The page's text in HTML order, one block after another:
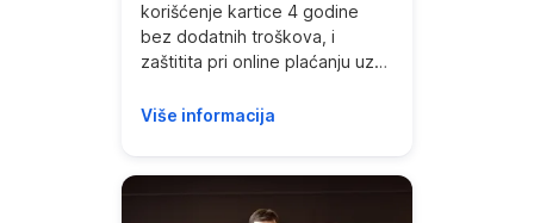
korišćenje kartice 4 godine
bez dodatnih troškova, i
zaštitita pri online plaćanju uz
Više informacija